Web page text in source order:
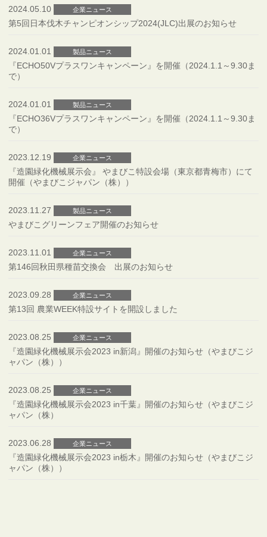
2024.05.10 企業ニュース
第5回日本伐木チャンピオンシップ2024(JLC)出展のお知らせ
2024.01.01 製品ニュース
『ECHO50Vプラスワンキャンペーン』を開催（2024.1.1～9.30ま
で）
2024.01.01 製品ニュース
『ECHO36Vプラスワンキャンペーン』を開催（2024.1.1～9.30ま
で）
2023.12.19 企業ニュース
『造園緑化機械展示会』 やまびこ特設会場（東京都青梅市）にて
開催（やまびこジャパン（株））
2023.11.27 製品ニュース
やまびこグリーンフェア開催のお知らせ
2023.11.01 企業ニュース
第146回秋田県種苗交換会 出展のお知らせ
2023.09.28 企業ニュース
第13回 農業WEEK特設サイトを開設しました
2023.08.25 企業ニュース
『造園緑化機械展示会2023 in新潟』開催のお知らせ（やまびこジ
ャパン（株））
2023.08.25 企業ニュース
『造園緑化機械展示会2023 in千葉』開催のお知らせ（やまびこジ
ャパン（株）
2023.06.28 企業ニュース
『造園緑化機械展示会2023 in栃木』開催のお知らせ（やまびこジ
ャパン（株））